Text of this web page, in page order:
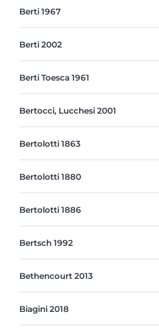
Berti 1967
Berti 2002
Berti Toesca 1961
Bertocci, Lucchesi 2001
Bertolotti 1863
Bertolotti 1880
Bertolotti 1886
Bertsch 1992
Bethencourt 2013
Biagini 2018